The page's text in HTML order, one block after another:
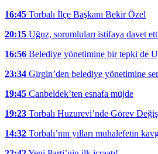
16:45 Torbalı İlçe Başkanı Bekir Özel
20:15 Uğuz, sorumluları istifaya davet
16:56 Belediye yönetimine bir tepki de
23:34 Girgin’den belediye yönetimine
19:45 Canbeldek’ten esnafa müjde
19:23 Torbalı Huzurevi’nde Görev
14:32 Torbalı’nın yılları muhalefetin